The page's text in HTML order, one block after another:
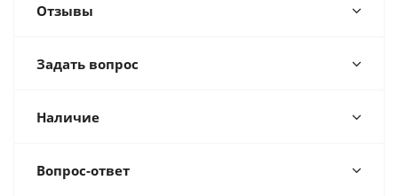
Отзывы
Задать вопрос
Наличие
Вопрос-ответ